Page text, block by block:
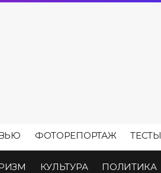
ФОТОРЕПОРТАЖ ТЕСТЫ
КУЛЬТУРА ПОЛИТИКА